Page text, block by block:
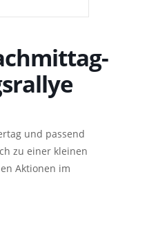
und passend
zu einer kleinen
Aktionen im